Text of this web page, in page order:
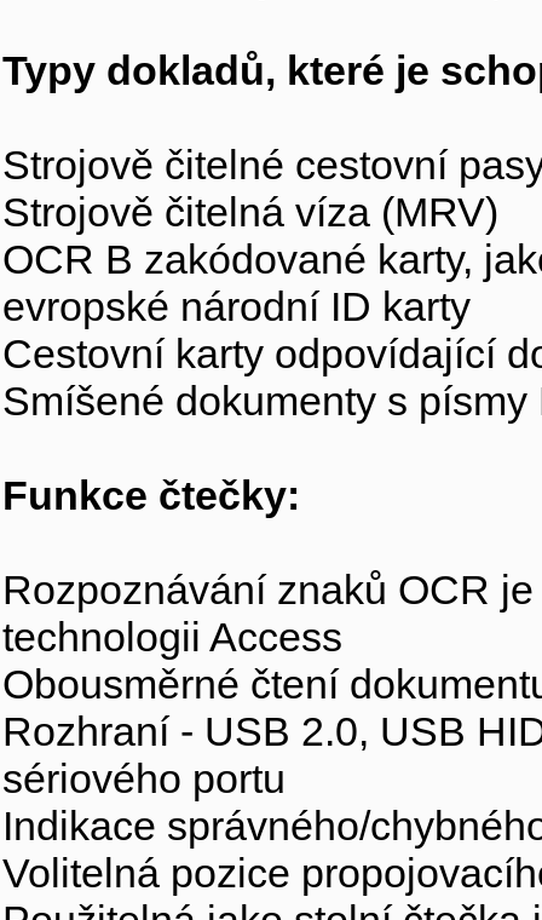
Typy dokladů, které je
Strojově čitelné cestovní
Strojově čitelná víza (MRV)
OCR B zakódované karty,
evropské národní ID karty
Cestovní karty odpovídající
Smíšené dokumenty s
Funkce čtečky:
Rozpoznávání znaků OCR
technologii Access
Obousměrné čtení
Rozhraní - USB 2.0, USB
sériového portu
Indikace správného/
Volitelná pozice